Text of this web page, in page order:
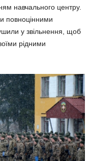
навчального центру.
повноцінними
у звільнення, щоб
рідними